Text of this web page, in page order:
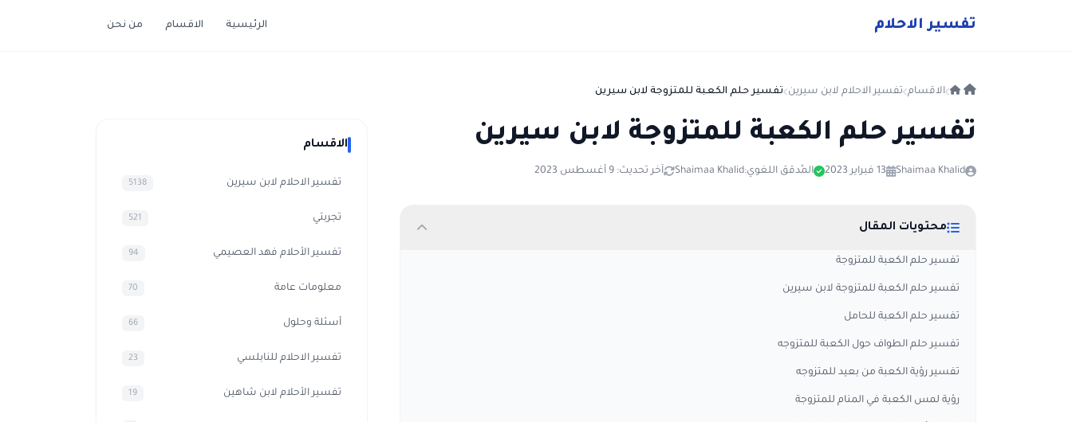
تفسير الاحلام الرئيسية الاقسام من نحن
الاقسام تفسير الاحلام لابن سيرين تفسير حلم الكعبة للمتزوجة لابن سيرين
تفسير حلم الكعبة للمتزوجة لابن سيرين
Shaimaa Khalid 13 فبراير 2023 المُدقق اللغوي:Shaimaa Khalid آخر تحديث: 9 أغسطس 2023
محتويات المقال
تفسير حلم الكعبة للمتزوجة
تفسير حلم الكعبة للمتزوجة لابن سيرين
تفسير حلم الكعبة للحامل
تفسير حلم الطواف حول الكعبة للمتزوجه
تفسير رؤية الكعبة من بعيد للمتزوجه
رؤية لمس الكعبة في المنام للمتزوجة
الاقسام
تفسير الاحلام لابن سيرين 5138
تجربتي 521
تفسير الأحلام فهد العصيمي 94
معلومات عامة 70
أسئلة وحلول 66
تفسير الاحلام للنابلسي 23
تفسير الأحلام لابن شاهين 19